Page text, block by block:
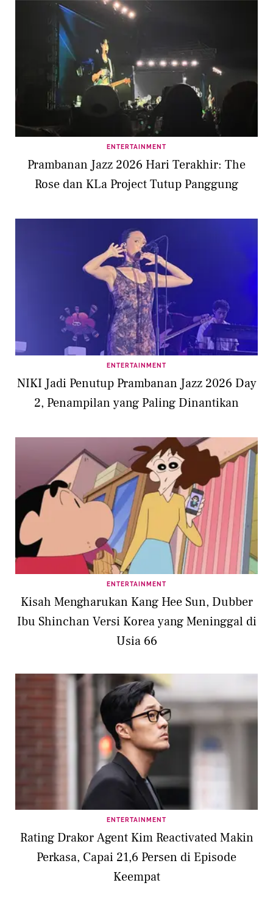
ENTERTAINMENT
Prambanan Jazz 2026 Hari Terakhir: The
Rose dan KLa Project Tutup Panggung
ENTERTAINMENT
NIKI Jadi Penutup Prambanan Jazz 2026 Day
2, Penampilan yang Paling Dinantikan
ENTERTAINMENT
Kisah Mengharukan Kang Hee Sun, Dubber
Ibu Shinchan Versi Korea yang Meninggal di
Usia 66
ENTERTAINMENT
Rating Drakor Agent Kim Reactivated Makin
Perkasa, Capai 21,6 Persen di Episode
Keempat